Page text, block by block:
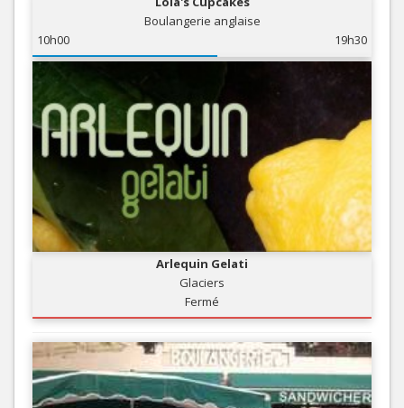
Boulangerie anglaise
10h00
19h30
Arlequin Gelati
Glaciers
Fermé